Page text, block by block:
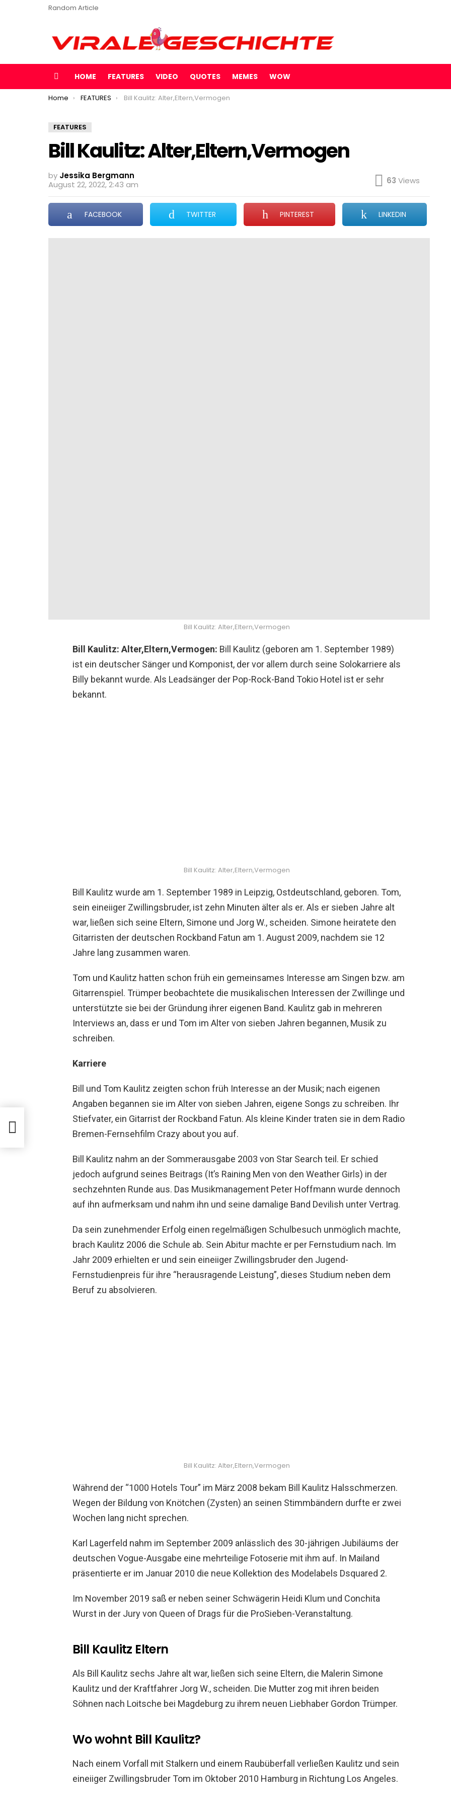
Random Article
HOME FEATURES VIDEO QUOTES MEMES WOW
You are here:
Home FEATURES Bill Kaulitz: Alter,Eltern,Vermogen
FEATURES
Bill Kaulitz: Alter,Eltern,Vermogen
by Jessika Bergmann
August 22, 2022, 2:43 am
63 Views
FACEBOOK TWITTER PINTEREST LINKEDIN
Bill Kaulitz: Alter,Eltern,Vermogen
Bill Kaulitz: Alter,Eltern,Vermogen: Bill Kaulitz (geboren am 1. September 1989)
ist ein deutscher Sänger und Komponist, der vor allem durch seine Solokarriere als
Billy bekannt wurde. Als Leadsänger der Pop-Rock-Band Tokio Hotel ist er sehr
bekannt.
Bill Kaulitz: Alter,Eltern,Vermogen
Bill Kaulitz wurde am 1. September 1989 in Leipzig, Ostdeutschland, geboren. Tom,
sein eineiiger Zwillingsbruder, ist zehn Minuten älter als er. Als er sieben Jahre alt
war, ließen sich seine Eltern, Simone und Jorg W., scheiden. Simone heiratete den
Gitarristen der deutschen Rockband Fatun am 1. August 2009, nachdem sie 12
Jahre lang zusammen waren.
Tom und Kaulitz hatten schon früh ein gemeinsames Interesse am Singen bzw. am
Gitarrenspiel. Trümper beobachtete die musikalischen Interessen der Zwillinge und
unterstützte sie bei der Gründung ihrer eigenen Band. Kaulitz gab in mehreren
Interviews an, dass er und Tom im Alter von sieben Jahren begannen, Musik zu
schreiben.
Karriere
Bill und Tom Kaulitz zeigten schon früh Interesse an der Musik; nach eigenen
Angaben begannen sie im Alter von sieben Jahren, eigene Songs zu schreiben. Ihr
Stiefvater, ein Gitarrist der Rockband Fatun. Als kleine Kinder traten sie in dem Radio
Bremen-Fernsehfilm Crazy about you auf.
Bill Kaulitz nahm an der Sommerausgabe 2003 von Star Search teil. Er schied
jedoch aufgrund seines Beitrags (It’s Raining Men von den Weather Girls) in der
sechzehnten Runde aus. Das Musikmanagement Peter Hoffmann wurde dennoch
auf ihn aufmerksam und nahm ihn und seine damalige Band Devilish unter Vertrag.
Da sein zunehmender Erfolg einen regelmäßigen Schulbesuch unmöglich machte,
brach Kaulitz 2006 die Schule ab. Sein Abitur machte er per Fernstudium nach. Im
Jahr 2009 erhielten er und sein eineiiger Zwillingsbruder den Jugend-
Fernstudienpreis für ihre “herausragende Leistung”, dieses Studium neben dem
Beruf zu absolvieren.
Bill Kaulitz: Alter,Eltern,Vermogen
Während der “1000 Hotels Tour” im März 2008 bekam Bill Kaulitz Halsschmerzen.
Wegen der Bildung von Knötchen (Zysten) an seinen Stimmbändern durfte er zwei
Wochen lang nicht sprechen.
Karl Lagerfeld nahm im September 2009 anlässlich des 30-jährigen Jubiläums der
deutschen Vogue-Ausgabe eine mehrteilige Fotoserie mit ihm auf. In Mailand
präsentierte er im Januar 2010 die neue Kollektion des Modelabels Dsquared 2.
Im November 2019 saß er neben seiner Schwägerin Heidi Klum und Conchita
Wurst in der Jury von Queen of Drags für die ProSieben-Veranstaltung.
Bill Kaulitz Eltern
Als Bill Kaulitz sechs Jahre alt war, ließen sich seine Eltern, die Malerin Simone
Kaulitz und der Kraftfahrer Jorg W., scheiden. Die Mutter zog mit ihren beiden
Söhnen nach Loitsche bei Magdeburg zu ihrem neuen Liebhaber Gordon Trümper.
Wo wohnt Bill Kaulitz?
Nach einem Vorfall mit Stalkern und einem Raubüberfall verließen Kaulitz und sein
eineiiger Zwillingsbruder Tom im Oktober 2010 Hamburg in Richtung Los Angeles.